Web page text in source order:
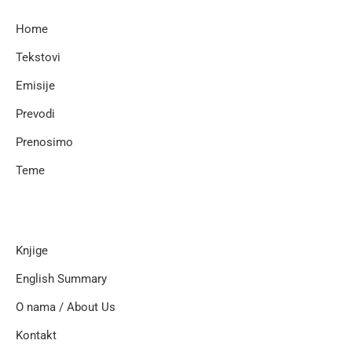
Home
Tekstovi
Emisije
Prevodi
Prenosimo
Teme
Knjige
English Summary
O nama / About Us
Kontakt